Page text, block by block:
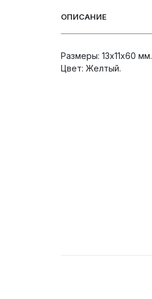
ОПИСАНИЕ
Размеры: 13х11х60 мм.
Цвет: Желтый.